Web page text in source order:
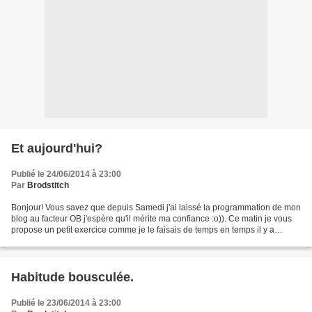
Et aujourd'hui?
Publié le 24/06/2014 à 23:00
Par Brodstitch
Bonjour! Vous savez que depuis Samedi j'ai laissé la programmation de mon
blog au facteur OB j'espère qu'il mérite ma confiance :o)). Ce matin je vous
propose un petit exercice comme je le faisais de temps en temps il y a
Habitude bousculée.
Publié le 23/06/2014 à 23:00